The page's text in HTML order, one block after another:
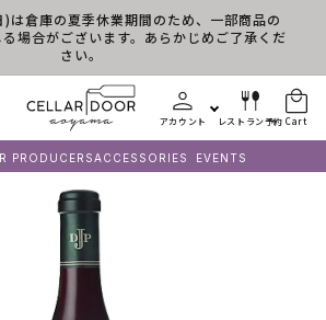
倉庫の夏季休業期間のため、一部商品の
場合がございます。あらかじめご了承くだ
さい。
アカウント レストラン予約 Cart
PRODUCERSACCESSORIES EVENTS